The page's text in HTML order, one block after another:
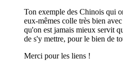
Ton exemple des Chinois qui
eux-mêmes colle très bien
qu'on est jamais mieux servit
de s'y mettre, pour le bien de
Merci pour les liens !